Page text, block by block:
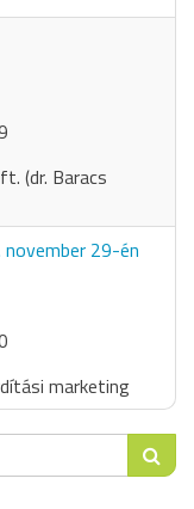
(dr. Baracs
29-én
marketing